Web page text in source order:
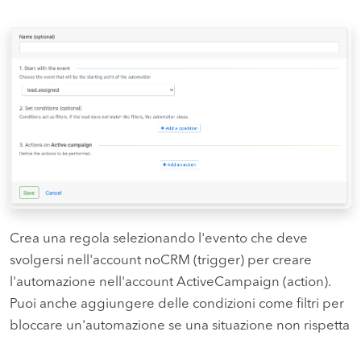
Crea una regola selezionando l'evento che deve
svolgersi nell'account noCRM (trigger) per creare
l'automazione nell'account ActiveCampaign (action).
Puoi anche aggiungere delle condizioni come filtri per
bloccare un'automazione se una situazione non rispetta